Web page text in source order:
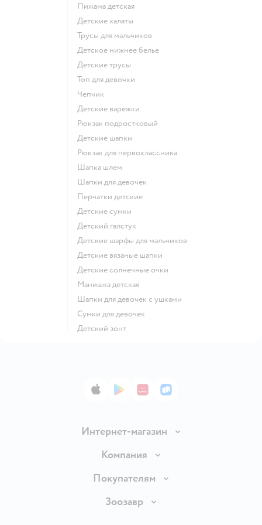
Пижама детская
Детские халаты
Трусы для мальчиков
Детское нижнее белье
Детские трусы
Топ для девочки
Чепчик
Детские варежки
Рюкзак подростковый
Детские шапки
Рюкзак для первоклассника
Шапка шлем
Шапки для девочек
Перчатки детские
Детские сумки
Детский галстук
Детские шарфы для мальчиков
Детские вязаные шапки
Детские солнечные очки
Манишка детская
Шапки для девочек с ушками
Сумки для девочек
Детский зонт
App StoreGoogle Play
AppGallery
RuStore
Интернет-магазин
Доставка и оплата
Обмен и возврат товара
Правила продажи
Компания
О компании
Инвесторам
Покупателям
Бонусные карты
Зоозавр